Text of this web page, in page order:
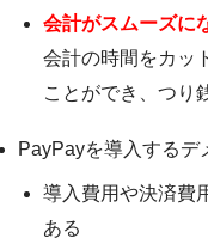
会計がスムーズに
会計の時間をカッ
ことができ、つり
PayPayを導入するデ
導入費用や決済費
ある